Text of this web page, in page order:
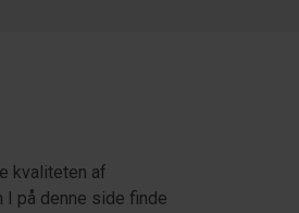
kvaliteten af
på denne side finde